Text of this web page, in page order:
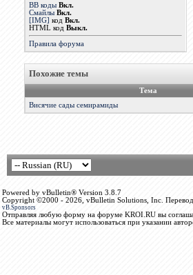
BB коды Вкл.
Смайлы Вкл.
[IMG] код Вкл.
HTML код Выкл.
Правила форума
Похожие темы
Тема
Висячие сады семирамиды
Powered by vBulletin® Version 3.8.7
Copyright ©2000 - 2026, vBulletin Solutions, Inc.
vB.Sponsors
Отправляя любую форму на форуме KROI.RU вы
Все материалы могут использоваться при указании